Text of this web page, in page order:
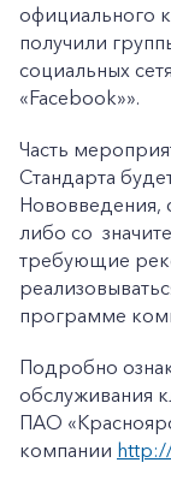
+7-800-
официального
получили
социальных
«Facebook»».
Часть
Стандарта
Нововведения,
либо со
требующие
программе
Подробно
обслуживания
ПАО
компании